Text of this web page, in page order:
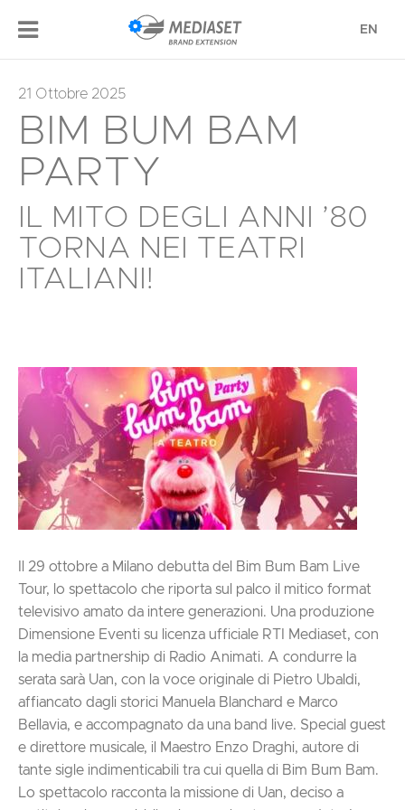
EN
21 Ottobre 2025
BIM BUM BAM
PARTY
IL MITO DEGLI ANNI ’80
TORNA NEI TEATRI
ITALIANI!
Il 29 ottobre a Milano debutta del Bim Bum Bam Live
Tour, lo spettacolo che riporta sul palco il mitico format
televisivo amato da intere generazioni. Una produzione
Dimensione Eventi su licenza ufficiale RTI Mediaset, con
la media partnership di Radio Animati. A condurre la
serata sarà Uan, con la voce originale di Pietro Ubaldi,
affiancato dagli storici Manuela Blanchard e Marco
Bellavia, e accompagnato da una band live. Special guest
e direttore musicale, il Maestro Enzo Draghi, autore di
tante sigle indimenticabili tra cui quella di Bim Bum Bam.
Lo spettacolo racconta la missione di Uan, deciso a